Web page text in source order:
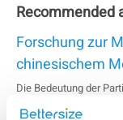
Recommended
Forschung zur
chinesischem
Die Bedeutung der
Laser-